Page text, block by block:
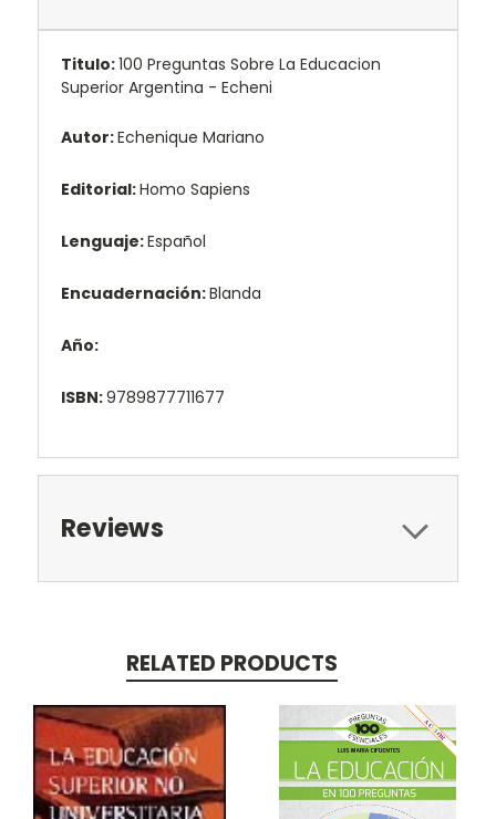
Titulo:100 Preguntas Sobre La Educacion
Superior Argentina - Echeni
Autor:Echenique Mariano
Editorial:Homo Sapiens
Lenguaje:Español
Encuadernación:Blanda
Año:
ISBN:9789877711677
Reviews
RELATED PRODUCTS